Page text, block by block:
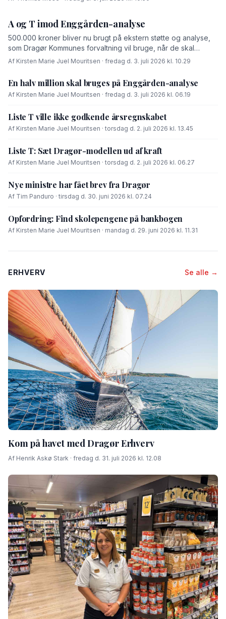
A og T imod Enggården-analyse
500.000 kroner bliver nu brugt på ekstern støtte og analyse,
som Dragør Kommunes forvaltning vil bruge, når de skal
forhandle med OK-fonden om en driftsoverenskomst for
Af Kirsten Marie Juel Mouritsen · fredag d. 3. juli 2026 kl. 10.29
En halv million skal bruges på Enggården-analyse
Af Kirsten Marie Juel Mouritsen · fredag d. 3. juli 2026 kl. 06.19
Liste T ville ikke godkende årsregnskabet
Af Kirsten Marie Juel Mouritsen · torsdag d. 2. juli 2026 kl. 13.45
Liste T: Sæt Dragør-modellen ud af kraft
Af Kirsten Marie Juel Mouritsen · torsdag d. 2. juli 2026 kl. 06.27
Nye ministre har fået brev fra Dragør
Af Tim Panduro · tirsdag d. 30. juni 2026 kl. 07.24
Opfordring: Find skolepengene på bankbogen
Af Kirsten Marie Juel Mouritsen · mandag d. 29. juni 2026 kl. 11.31
ERHVERV Se alle →
Kom på havet med Dragør Erhverv
Af Henrik Askø Stark · fredag d. 31. juli 2026 kl. 12.08